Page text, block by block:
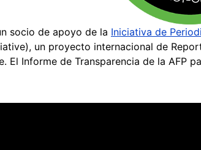
socio de apoyo de la Iniciativa de
un proyecto internacional de
El Informe de Transparencia de la AFP